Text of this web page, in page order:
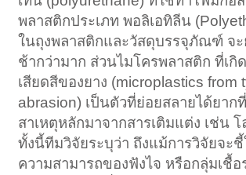
พลาสติกประเภท พอลิเอทิลีน
ในถุงพลาสติกและวัสดุบรรจุภัณฑ์ จะ
ช้ากว่ามาก ส่วนไมโครพลาสติก ที่เกิ
เสียดสีของยาง (microplastics from
abrasion) เป็นตัวที่ย่อยสลายได้ยาก
สาเหตุหลักมาจากสารเติมแต่ง เช่น
ทั้งนี้ทีมวิจัยระบุว่า ถึงแม้การวิจัยจะชี้
ความสามารถของฟังไจ หรือกลุ่มเชื้อ